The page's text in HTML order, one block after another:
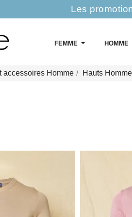
Les
FEMME HOMME
accessoires Homme Hauts Homme